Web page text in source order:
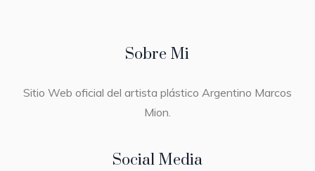
Sobre Mi
Sitio Web oficial del artista plástico Argentino Marcos
Mion.
Social Media